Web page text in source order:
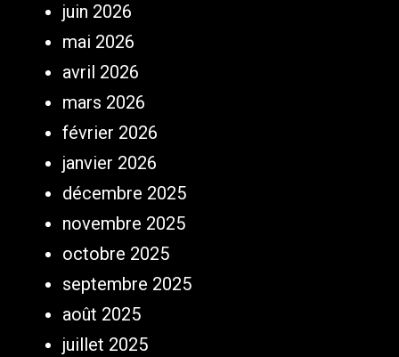
juin 2026
mai 2026
avril 2026
mars 2026
février 2026
janvier 2026
décembre 2025
novembre 2025
octobre 2025
septembre 2025
août 2025
juillet 2025